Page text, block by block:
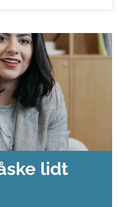
lidt
at købe en kopivare,
reaktion. Nu har hun
kigge efter for at undgå